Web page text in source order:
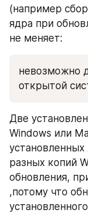
(например
ядра при
не меняет:
невозможно
открытой
Две
Windows или
установленных
разных копий
обновления,
,потому что